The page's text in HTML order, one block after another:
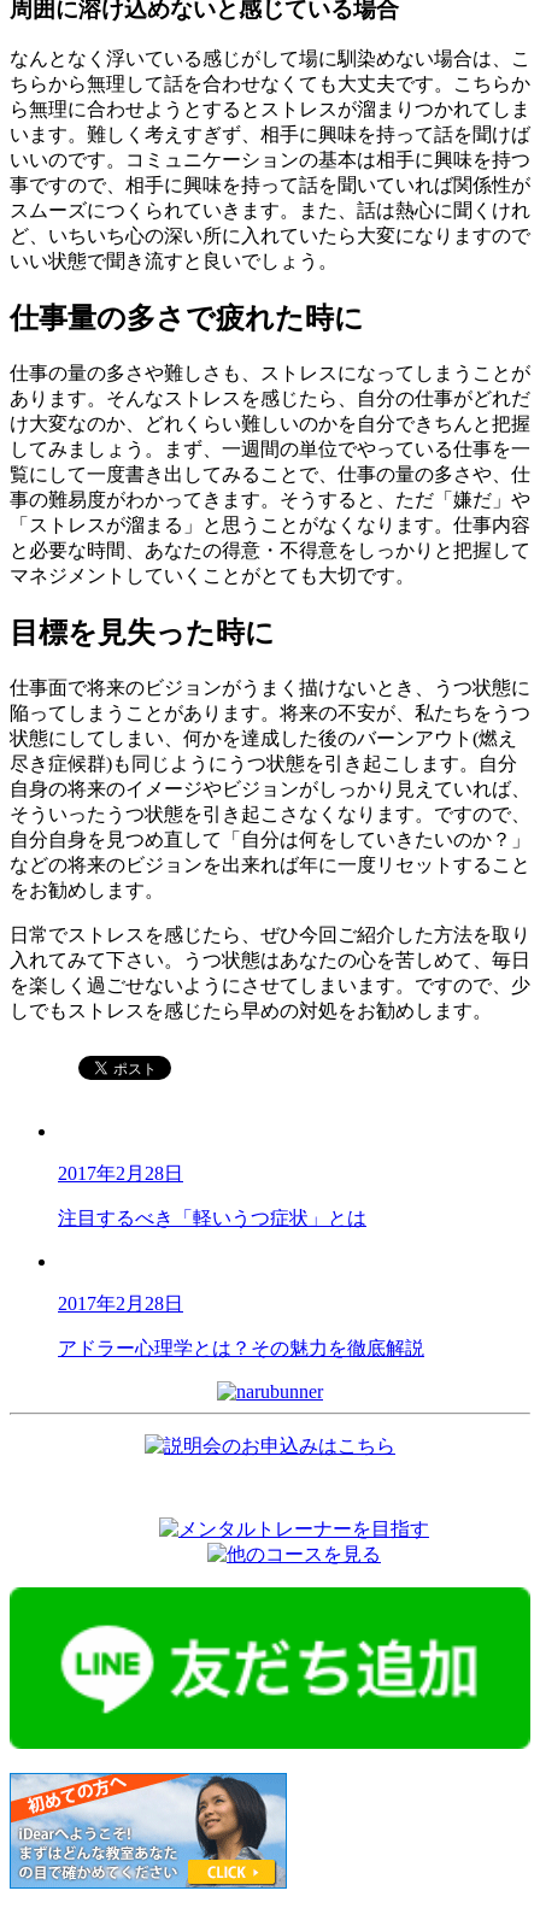
周囲に溶け込めないと感じている場合
なんとなく浮いている感じがして場に馴染めない場合は、こ
ちらから無理して話を合わせなくても大丈夫です。こちらか
ら無理に合わせようとするとストレスが溜まりつかれてしま
います。難しく考えすぎず、相手に興味を持って話を聞けば
いいのです。コミュニケーションの基本は相手に興味を持つ
事ですので、相手に興味を持って話を聞いていれば関係性が
スムーズにつくられていきます。また、話は熱心に聞くけれ
ど、いちいち心の深い所に入れていたら大変になりますので
いい状態で聞き流すと良いでしょう。
仕事量の多さで疲れた時に
仕事の量の多さや難しさも、ストレスになってしまうことが
あります。そんなストレスを感じたら、自分の仕事がどれだ
け大変なのか、どれくらい難しいのかを自分できちんと把握
してみましょう。まず、一週間の単位でやっている仕事を一
覧にして一度書き出してみることで、仕事の量の多さや、仕
事の難易度がわかってきます。そうすると、ただ「嫌だ」や
「ストレスが溜まる」と思うことがなくなります。仕事内容
と必要な時間、あなたの得意・不得意をしっかりと把握して
マネジメントしていくことがとても大切です。
目標を見失った時に
仕事面で将来のビジョンがうまく描けないとき、うつ状態に
陥ってしまうことがあります。将来の不安が、私たちをうつ
状態にしてしまい、何かを達成した後のバーンアウト(燃え
尽き症候群)も同じようにうつ状態を引き起こします。自分
自身の将来のイメージやビジョンがしっかり見えていれば、
そういったうつ状態を引き起こさなくなります。ですので、
自分自身を見つめ直して「自分は何をしていきたいのか？」
などの将来のビジョンを出来れば年に一度リセットすること
をお勧めします。
日常でストレスを感じたら、ぜひ今回ご紹介した方法を取り
入れてみて下さい。うつ状態はあなたの心を苦しめて、毎日
を楽しく過ごせないようにさせてしまいます。ですので、少
しでもストレスを感じたら早めの対処をお勧めします。
2017年2月28日
注目するべき「軽いうつ症状」とは
2017年2月28日
アドラー心理学とは？その魅力を徹底解説